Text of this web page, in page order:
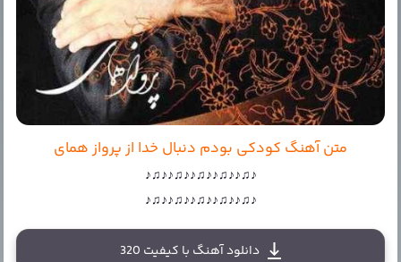
متن آهنگ کودکی بودم دنبال خدا از پرواز همای
♪♫♪♪♫♪♪♫♪♪♫♪♪♫♪
♪♫♪♪♫♪♪♫♪♪♫♪♪♫♪
دانلود آهنگ با کیفیت 320